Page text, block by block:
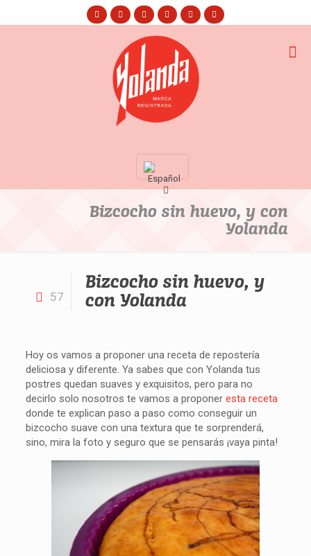
Bizcocho sin huevo, y con
Yolanda
57
Bizcocho sin huevo, y
con Yolanda
Hoy os vamos a proponer una receta de repostería
deliciosa y diferente. Ya sabes que con Yolanda tus
postres quedan suaves y exquisitos, pero para no
decirlo solo nosotros te vamos a proponer esta receta
donde te explican paso a paso como conseguir un
bizcocho suave con una textura que te sorprenderá,
sino, mira la foto y seguro que se pensarás ¡vaya pinta!